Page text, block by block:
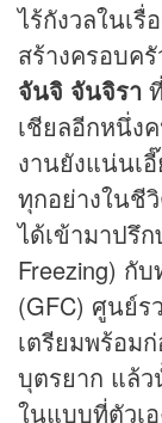
ไร้กังวลในเรื่
สร้างครอบค
จันจิ จันจิรา
เชียลอีกหนึ่ง
งานยังแน่นเ
ทุกอย่างในชี
ได้เข้ามาปรึ
Freezing) กั
(GFC) ศูนย์ร
เตรียมพร้อม
บุตรยาก แล้ว
ในแบบที่ตัวเ